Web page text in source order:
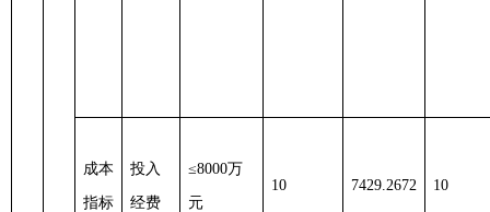
成本
指标
投入
经费
≤8000万
元
10 7429.2672 10